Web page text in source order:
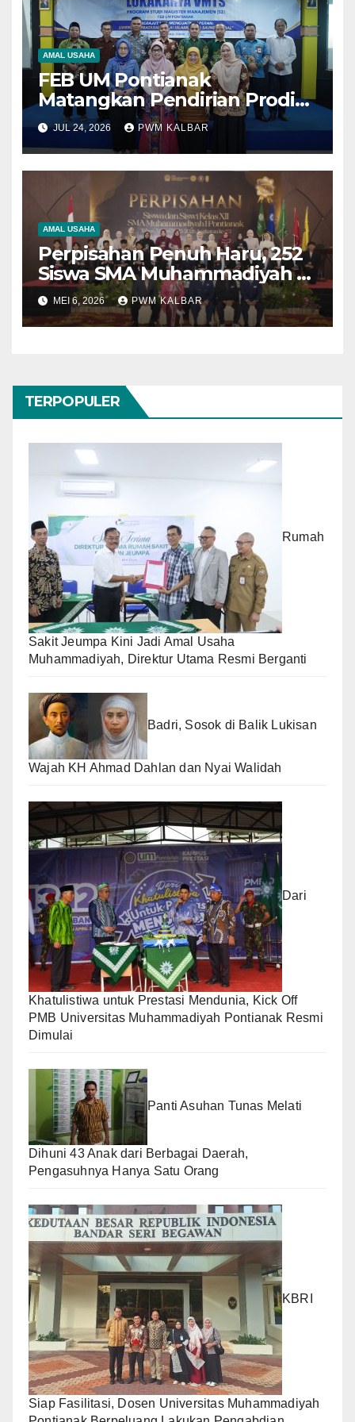
AMAL USAHA
FEB UM Pontianak
Matangkan Pendirian Prodi
Magister Manajemen,
Libatkan Berbagai
Pemangku Kepentingan
Susun Visi dan Misi
JUL 24, 2026 PWM KALBAR
AMAL USAHA
Perpisahan Penuh Haru, 252
Siswa SMA Muhammadiyah 1
Pontianak Lulus 100 Persen
MEI 6, 2026 PWM KALBAR
TERPOPULER
Rumah
Sakit Jeumpa Kini Jadi Amal Usaha
Muhammadiyah, Direktur Utama Resmi Berganti
Badri, Sosok di Balik Lukisan
Wajah KH Ahmad Dahlan dan Nyai Walidah
Dari
Khatulistiwa untuk Prestasi Mendunia, Kick Off
PMB Universitas Muhammadiyah Pontianak Resmi
Dimulai
Panti Asuhan Tunas Melati
Dihuni 43 Anak dari Berbagai Daerah,
Pengasuhnya Hanya Satu Orang
KBRI
Siap Fasilitasi, Dosen Universitas Muhammadiyah